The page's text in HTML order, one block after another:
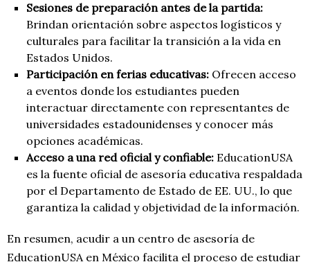
Sesiones de preparación antes de la partida:
Brindan orientación sobre aspectos logísticos y
culturales para facilitar la transición a la vida en
Estados Unidos.
Participación en ferias educativas: Ofrecen acceso
a eventos donde los estudiantes pueden
interactuar directamente con representantes de
universidades estadounidenses y conocer más
opciones académicas.
Acceso a una red oficial y confiable: EducationUSA
es la fuente oficial de asesoría educativa respaldada
por el Departamento de Estado de EE. UU., lo que
garantiza la calidad y objetividad de la información.
En resumen, acudir a un centro de asesoría de
EducationUSA en México facilita el proceso de estudiar